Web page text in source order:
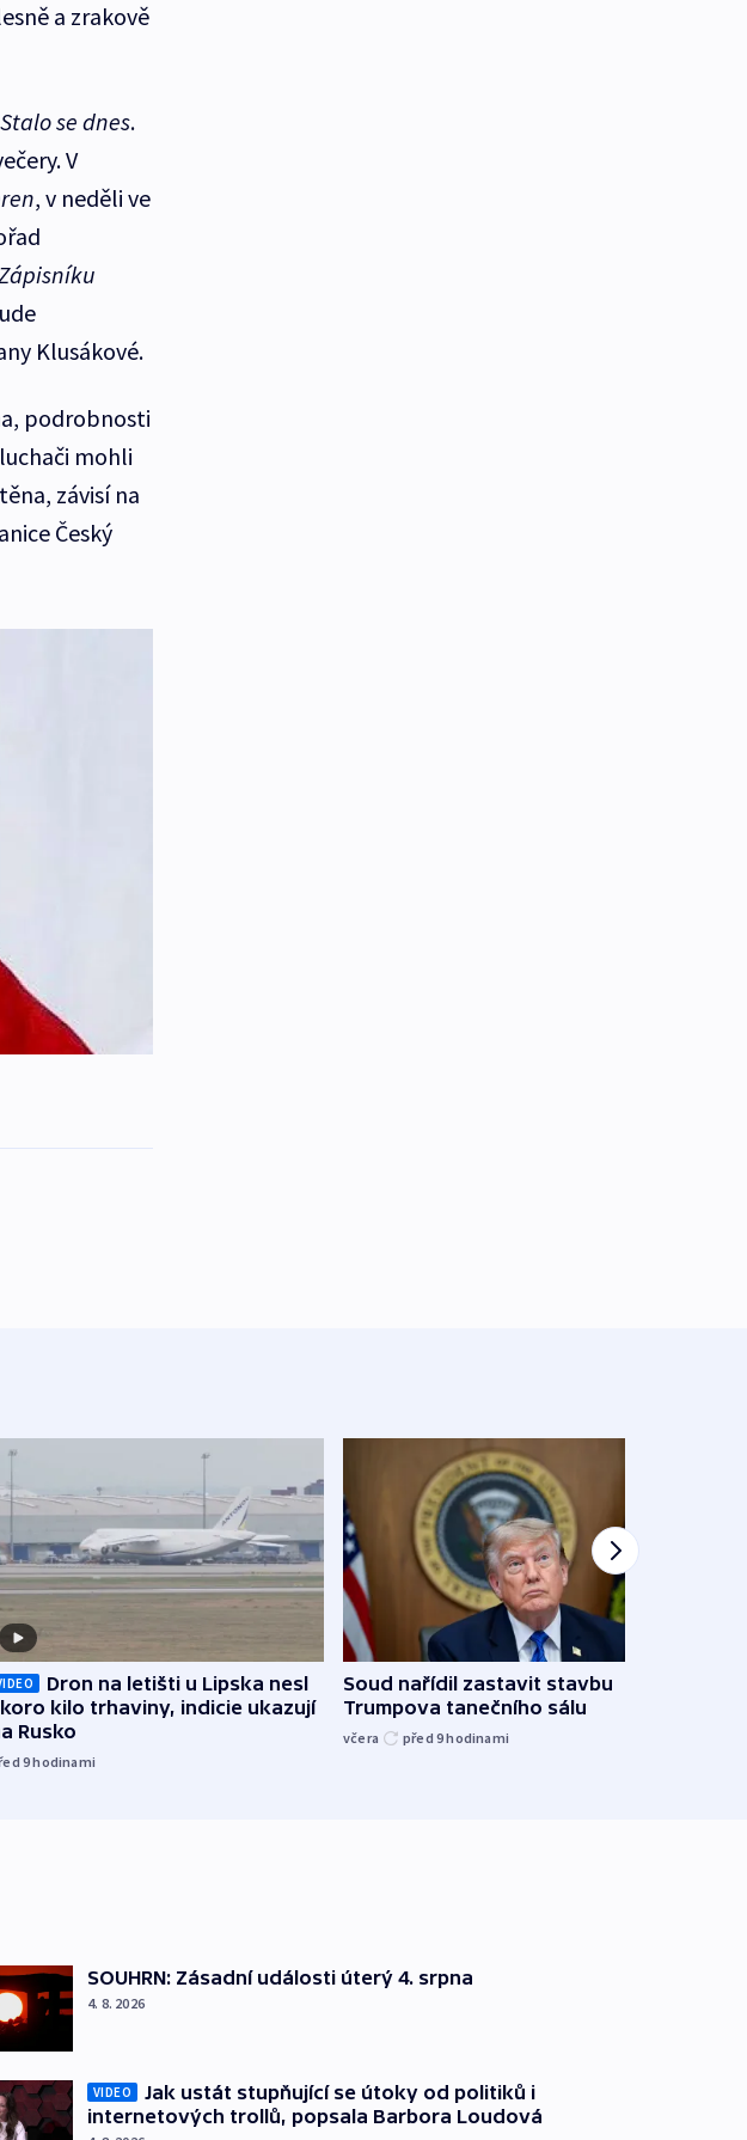
a zrakově
Stalo se dnes.
V
, v neděli ve
Klusákové.
podrobnosti
mohli
závisí na
Český
Dron na letišti u Lipska nesl
kilo trhaviny, indicie ukazují
Rusko
9hodinami
Soud nařídil zastavit stavbu
Trumpova tanečního sálu
včera před 9hodinami
SOUHRN: Zásadní události úterý 4. srpna
4. 8. 2026
VIDEO
Jak ustát stupňující se útoky od politiků i
internetových trollů, popsala Barbora Loudová